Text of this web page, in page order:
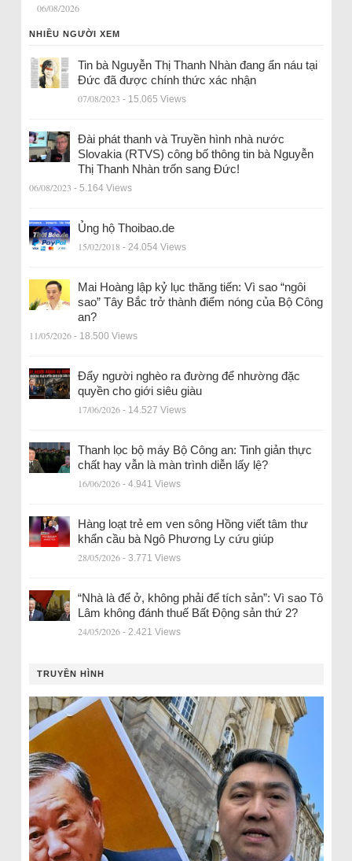
06/08/2026
NHIỀU NGƯỜI XEM
Tin bà Nguyễn Thị Thanh Nhàn đang ẩn náu tại
Đức đã được chính thức xác nhận
07/08/2023 - 15.065 Views
Đài phát thanh và Truyền hình nhà nước
Slovakia (RTVS) công bố thông tin bà Nguyễn
Thị Thanh Nhàn trốn sang Đức!
06/08/2023 - 5.164 Views
Ủng hộ Thoibao.de
15/02/2018 - 24.054 Views
Mai Hoàng lập kỷ lục thăng tiến: Vì sao “ngôi
sao” Tây Bắc trở thành điểm nóng của Bộ Công
an?
11/05/2026 - 18.500 Views
Đẩy người nghèo ra đường để nhường đặc
quyền cho giới siêu giàu
17/06/2026 - 14.527 Views
Thanh lọc bộ máy Bộ Công an: Tinh giản thực
chất hay vẫn là màn trình diễn lấy lệ?
16/06/2026 - 4.941 Views
Hàng loạt trẻ em ven sông Hồng viết tâm thư
khẩn cầu bà Ngô Phương Ly cứu giúp
28/05/2026 - 3.771 Views
“Nhà là để ở, không phải để tích sản”: Vì sao Tô
Lâm không đánh thuế Bất Động sản thứ 2?
24/05/2026 - 2.421 Views
TRUYỀN HÌNH